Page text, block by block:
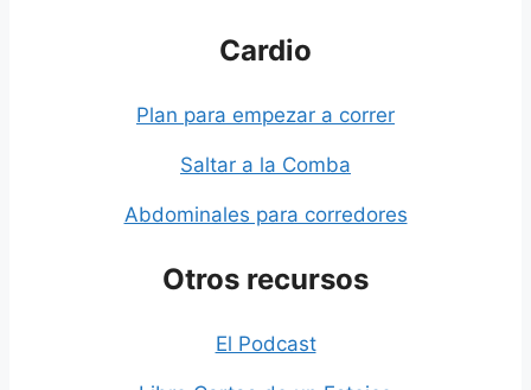
Cardio
Plan para empezar a correr
Saltar a la Comba
Abdominales para corredores
Otros recursos
El Podcast